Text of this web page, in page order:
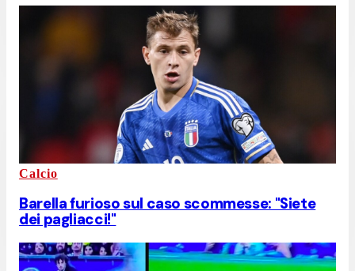
Calcio
Barella furioso sul caso scommesse: "Siete
dei pagliacci!"